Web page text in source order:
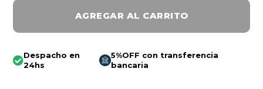
AGREGAR AL CARRITO
Despacho en
24hs
5%OFF con transferencia
bancaria